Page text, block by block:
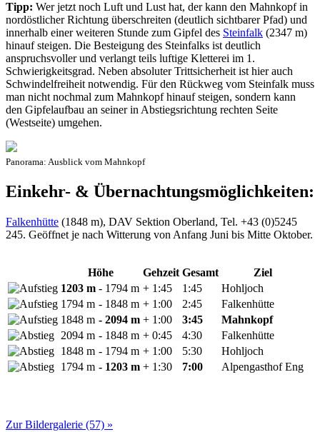
Tipp: Wer jetzt noch Luft und Lust hat, der kann den Mahnkopf in
nordöstlicher Richtung überschreiten (deutlich sichtbarer Pfad) und
innerhalb einer weiteren Stunde zum Gipfel des Steinfalk (2347 m)
hinauf steigen. Die Besteigung des Steinfalks ist deutlich
anspruchsvoller und verlangt teils luftige Kletterei im 1.
Schwierigkeitsgrad. Neben absoluter Trittsicherheit ist hier auch
Schwindelfreiheit notwendig. Für den Rückweg vom Steinfalk muss
man nicht nochmal zum Mahnkopf hinauf steigen, sondern kann
den Gipfelaufbau an seiner in Abstiegsrichtung rechten Seite
(Westseite) umgehen.
Panorama: Ausblick vom Mahnkopf
Einkehr- & Übernachtungsmöglichkeiten:
Falkenhütte (1848 m), DAV Sektion Oberland, Tel. +43 (0)5245
245. Geöffnet je nach Witterung von Anfang Juni bis Mitte Oktober.
Höhe Gehzeit Gesamt
Ziel
1203 m - 1794 m + 1:45 1:45
Hohljoch
1794 m - 1848 m + 1:00 2:45
Falkenhütte
1848 m - 2094 m + 1:00 3:45
Mahnkopf
2094 m - 1848 m + 0:45 4:30
Falkenhütte
1848 m - 1794 m + 1:00 5:30
Hohljoch
1794 m - 1203 m + 1:30 7:00 Alpengasthof Eng
Zur Bildergalerie (57) »